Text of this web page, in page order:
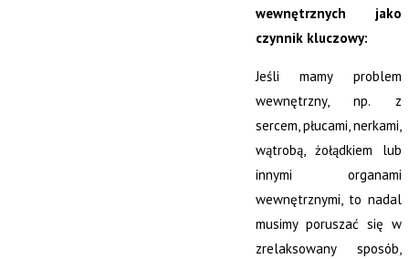
wewnętrznych jako
czynnik kluczowy:
Jeśli mamy problem
wewnętrzny, np. z
sercem, płucami, nerkami,
wątrobą, żołądkiem lub
innymi organami
wewnętrznymi, to nadal
musimy poruszać się w
zrelaksowany sposób,